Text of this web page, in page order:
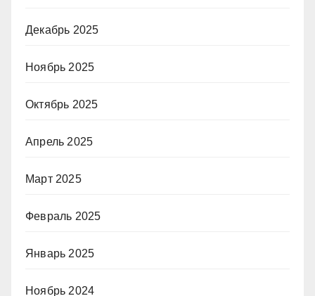
Декабрь 2025
Ноябрь 2025
Октябрь 2025
Апрель 2025
Март 2025
Февраль 2025
Январь 2025
Ноябрь 2024